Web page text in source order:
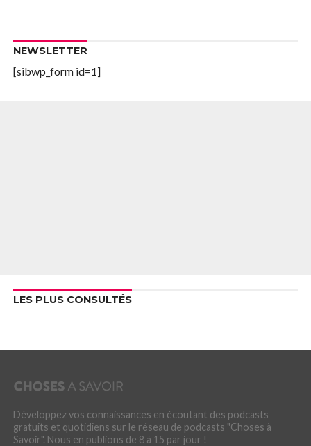
NEWSLETTER
[sibwp_form id=1]
LES PLUS CONSULTÉS
Développez vos connaissances en écoutant des podcasts
gratuits et quotidiens sur le réseau de podcasts "Choses à
Savoir". Nous en publions de 8 à 15 par jour !